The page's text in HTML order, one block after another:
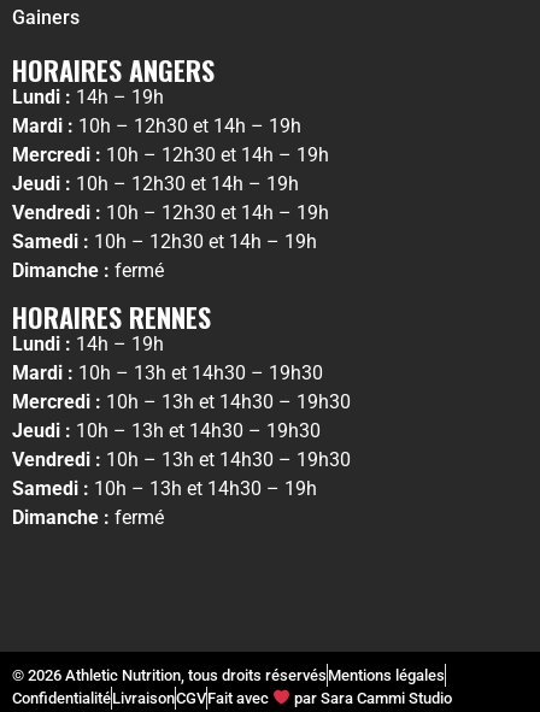
Gainers
HORAIRES ANGERS
Lundi : 14h – 19h
Mardi : 10h – 12h30 et 14h – 19h
Mercredi : 10h – 12h30 et 14h – 19h
Jeudi : 10h – 12h30 et 14h – 19h
Vendredi : 10h – 12h30 et 14h – 19h
Samedi : 10h – 12h30 et 14h – 19h
Dimanche : fermé
HORAIRES RENNES
Lundi : 14h – 19h
Mardi : 10h – 13h et 14h30 – 19h30
Mercredi : 10h – 13h et 14h30 – 19h30
Jeudi : 10h – 13h et 14h30 – 19h30
Vendredi : 10h – 13h et 14h30 – 19h30
Samedi : 10h – 13h et 14h30 – 19h
Dimanche : fermé
© 2026 Athletic Nutrition, tous droits réservés Mentions légales
ConfidentialitéLivraisonCGVFait avec par Sara Cammi Studio